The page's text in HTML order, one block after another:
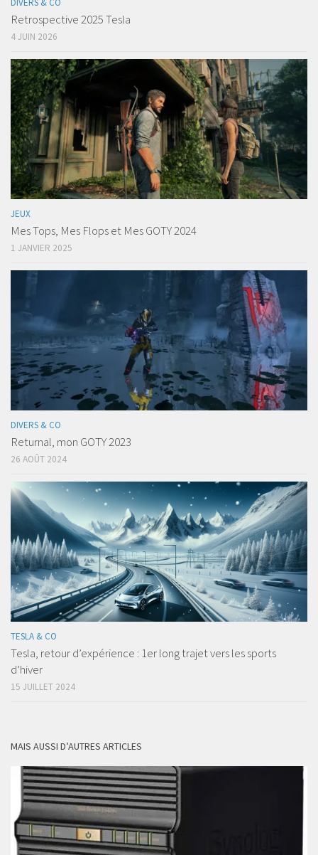
Retrospective 2025 Tesla
4 JUIN 2026
JEUX
Mes Tops, Mes Flops et Mes GOTY 2024
1 JANVIER 2025
DIVERS & CO
Returnal, mon GOTY 2023
26 AOÛT 2024
TESLA & CO
Tesla, retour d’expérience : 1er long trajet vers les sports
d’hiver
15 JUILLET 2024
MAIS AUSSI D’AUTRES ARTICLES